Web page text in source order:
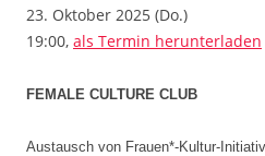
23. Oktober 2025 (Do.)
19:00, als Termin herunterladen
FEMALE CULTURE CLUB
Austausch von Frauen*-Kultur-